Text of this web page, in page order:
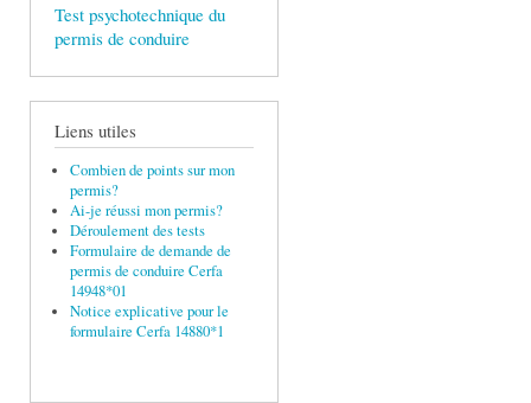
Test psychotechnique du
permis de conduire
Liens utiles
Combien de points sur mon
permis?
Ai-je réussi mon permis?
Déroulement des tests
Formulaire de demande de
permis de conduire Cerfa
14948*01
Notice explicative pour le
formulaire Cerfa 14880*1